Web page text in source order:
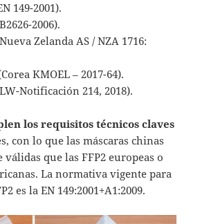
149-2001).
2006).
Zelanda AS / NZA 1716:
KMOEL – 2017-64).
Notificación 214, 2018).
los requisitos técnicos claves
con lo que las máscaras chinas
válidas que las FFP2 europeas o
La normativa vigente para
es la EN 149:2001+A1:2009.